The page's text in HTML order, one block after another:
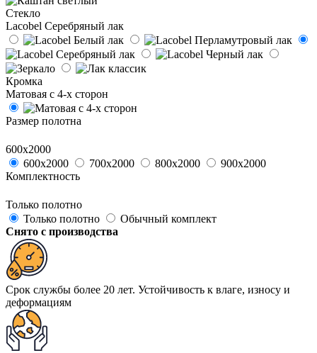
Стекло
Lacobel Серебряный лак
Кромка
Матовая с 4-х сторон
Размер полотна
600х2000
600х2000
700х2000 800х2000
900х2000
Комплектность
Только полотно
Только полотно
Обычный комплект
Снято с производства
Срок службы более 20 лет. Устойчивость к влаге, износу и
деформациям